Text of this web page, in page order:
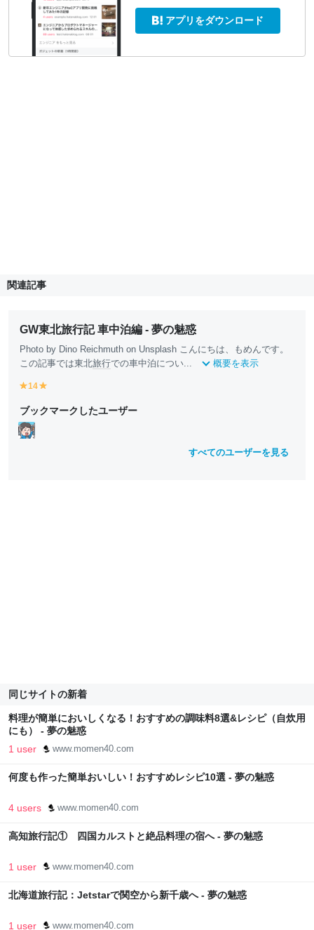
アプリをダウンロード
関連記事
GW東北旅行記 車中泊編 - 夢の魅惑
Photo by Dino Reichmuth on Unsplash こんにちは、もめんです。
この記事では東北旅行での車中泊につい... 概要を表示
y
ll
o
w
14
ll
ブックマークしたユーザー
すべてのユーザーを見る
同じサイトの新着
料理が簡単においしくなる！おすすめの調味料8選&レシピ（自炊用
にも） - 夢の魅惑
1 user www.momen40.com
何度も作った簡単おいしい！おすすめレシピ10選 - 夢の魅惑
4 users www.momen40.com
高知旅行記① 四国カルストと絶品料理の宿へ - 夢の魅惑
1 user www.momen40.com
北海道旅行記：Jetstarで関空から新千歳へ - 夢の魅惑
1 user www.momen40.com